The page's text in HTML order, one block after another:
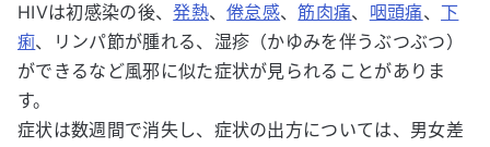
HIVは初感染の後、発熱、倦怠感、筋肉痛、 咽頭痛、下
痢、リンパ節が腫れる、湿疹（かゆみを伴うぶつぶつ）
ができるなど風邪に似た症状が見られることがありま
す。
症状は数週間で消失し、症状の出方については、男女差